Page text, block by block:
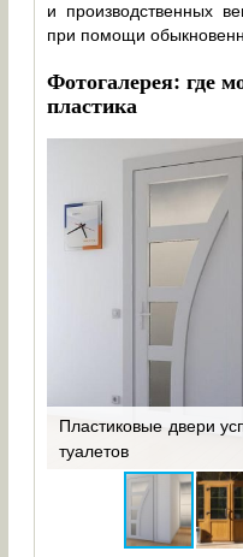
и производственных
при помощи
Фотогалерея: где
пластика
Пластиковые двери
туалетов